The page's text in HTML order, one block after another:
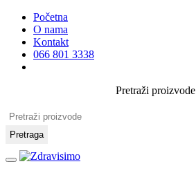
Početna
O nama
Kontakt
066 801 3338
Pretraži proizvode
Pretraga